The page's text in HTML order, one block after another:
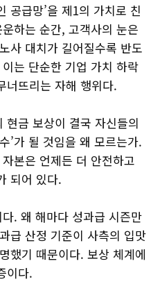
공급망’을 제1의 가치로 친
하는 순간, 고객사의 눈은
사 대치가 길어질수록 반도
는 단순한 기업 가치 하락
너뜨리는 자해 행위다.
현금 보상이 결국 자신들의
’가 될 것임을 왜 모르는가.
본은 언제든 더 안전하고
되어 있다.
. 왜 해마다 성과급 시즌만
급 산정 기준이 사측의 입맛
했기 때문이다. 보상 체계에
이다.